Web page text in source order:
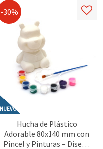
-30%
NUEVO
Hucha de Plástico
Adorable 80x140 mm con
Pincel y Pinturas – Diseño